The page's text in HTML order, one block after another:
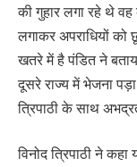
की गुहार लगा रहे थे
लगाकर अपराधियों
खतरे में है पंडित ने
दूसरे राज्य में भेजना
त्रिपाठी के साथ
विनोद त्रिपाठी ने